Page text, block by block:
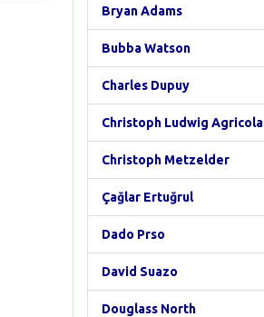
Bryan Adams
Bubba Watson
Charles Dupuy
Christoph Ludwig Agricola
Christoph Metzelder
Çağlar Ertuğrul
Dado Prso
David Suazo
Douglass North